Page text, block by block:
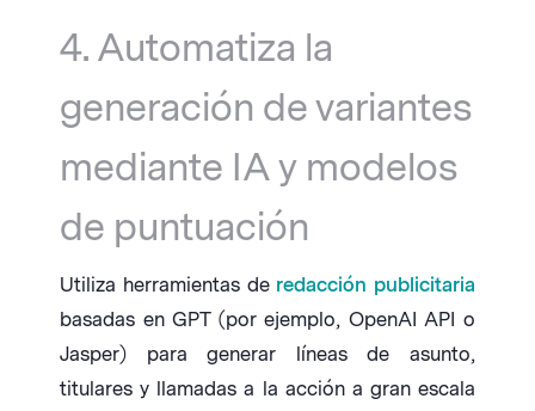
4. Automatiza la
generación de variantes
mediante IA y modelos
de puntuación
Utiliza herramientas deredacción publicitaria
basadas en GPT (por ejemplo, OpenAI API o
Jasper) para generar líneas de asunto,
titulares y llamadas a la acción a gran escala